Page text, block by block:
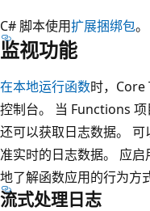
C# 脚本使用扩展捆绑包。
监视功能
在本地运行函数时，Core
控制台。 当 Functions 项
还可以获取日志数据。
准实时的日志数据。 应
地了解函数应用的行为方
流式处理日志